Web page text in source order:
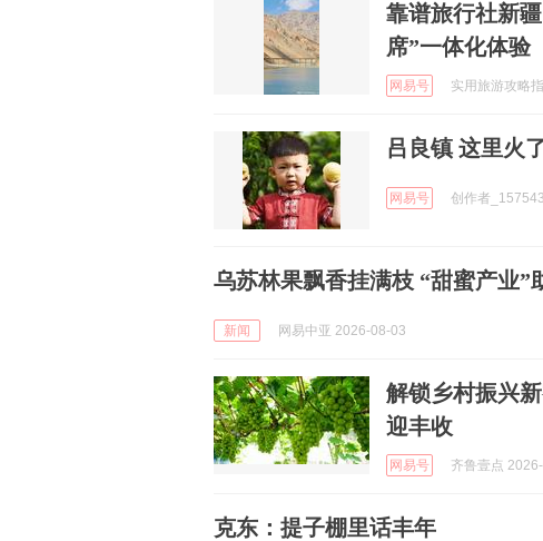
靠谱旅行社新
席”一体化体验
网易号 实用旅游攻略
吕良镇 这里火
网易号 创作者
乌苏林果飘香挂满枝 “甜蜜产业”
新闻 网易中亚 2026-08-03
解锁乡村振兴
迎丰收
网易号 齐鲁壹点
克东：提子棚里话丰年